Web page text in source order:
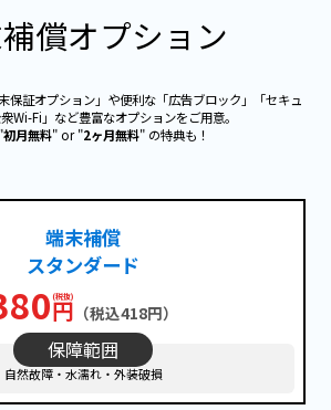
償オプション
保証オプション」や便利な「広告ブロック」「セキュ
Wi-Fi」など豊富なオプションをご用意。
初月無料" or "2ヶ月無料" の特典も！
端末補償
スタンダード
円 （税込418円）
保障範囲
自然故障・水濡れ・外装破損